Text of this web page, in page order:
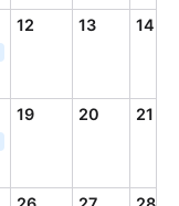
12 13 14
19 20 21